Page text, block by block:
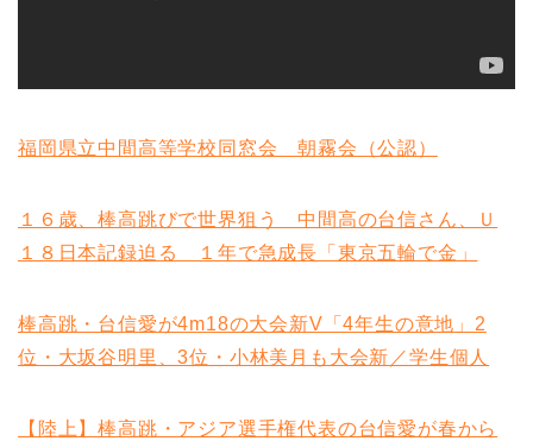
福岡県立中間高等学校同窓会 朝霧会（公認）
１６歳、棒高跳びで世界狙う 中間高の台信さん、Ｕ
１８日本記録迫る １年で急成長「東京五輪で金」
棒高跳・台信愛が4m18の大会新V「4年生の意地」2
位・大坂谷明里、3位・小林美月も大会新／学生個人
【陸上】棒高跳・アジア選手権代表の台信愛が春から